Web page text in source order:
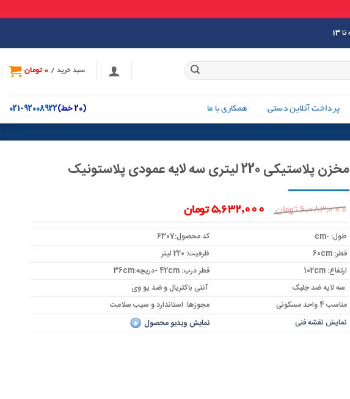
سبد خرید / 0 تومان
پرداخت آنلاین دستی همکاری با ما (20 خط) 92008922-021
مخزن پلاستیکی 220 لیتری سه لایه عمودی پلاستونیک
6,083,000 تومان
قیمت
6,083,000 تومان
5,632,000 تومان
5,632,000 تومان.
طول: -cm
کد محصول:6307
قطر: 60cm
ظرفیت: 220 لیتر
ارتفاع: 102cm
قطر درب: 42cm -دریچه:36cm
سه لایه ضد جلبک
آنتی باکتریال و ضد یو وی
مناسب 4 واحد مسکونی
مجوزها: استاندارد و سیب سلامت
نمایش نقشه فنی
نمایش ویدیو محصول